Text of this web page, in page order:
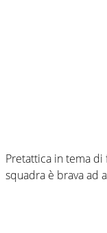
Pretattica in tema di
squadra è brava ad